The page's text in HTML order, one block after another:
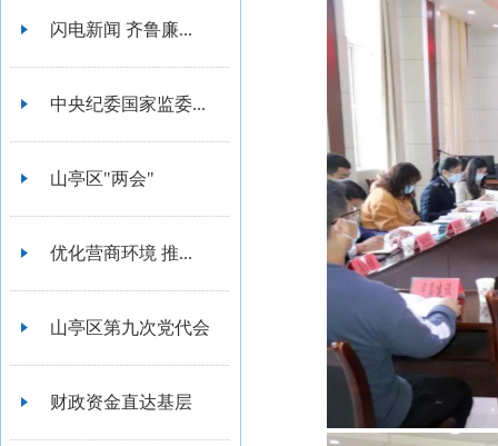
闪电新闻 齐鲁廉...
中央纪委国家监委...
山亭区"两会"
优化营商环境 推...
山亭区第九次党代会
财政资金直达基层